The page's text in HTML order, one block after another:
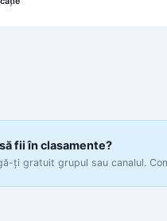
fii în clasamente?
ți gratuit grupul sau canalul.